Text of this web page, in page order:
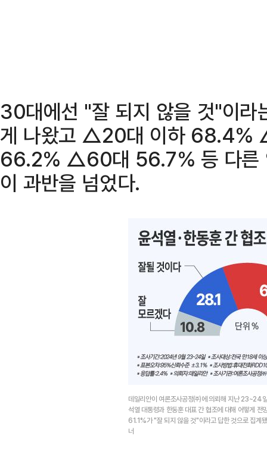
30대에선 "잘 되지 않을 것"이
게 나왔고 △20대 이하
66.2% △60대 56.7% 등 다른
이 과반을 넘었다.
데일리안이 여론조사공정㈜에 의뢰해 지난 23~24
석열 대통령과 한동훈 대표 간 협조에 대해 어떻게 전
61.1%가 "잘 되지 않을 것"이라고 답한 것으로 집계
너